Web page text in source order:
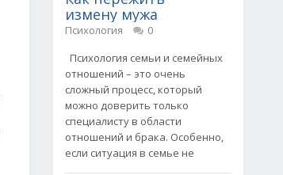
измену мужа
Психология
0
Психология семьи и семейных
отношений – это очень
сложный процесс, который
можно доверить только
специалисту в области
отношений и брака. Особенно,
если ситуация в семье не